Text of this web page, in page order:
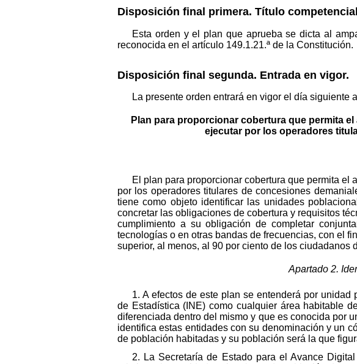
Disposición final primera. Título
Esta orden y el plan que aprueba se dicta al
reconocida en el artículo 149.1.21.ª de la Constitución.
Disposición final segunda. Entrada en vigor.
La presente orden entrará en vigor el día
Plan para proporcionar cobertura que permita
ejecutar por los operadores
El plan para proporcionar cobertura que permita
por los operadores titulares de concesiones
tiene como objeto identificar las unidades
concretar las obligaciones de cobertura y requisitos
cumplimiento a su obligación de completar
tecnologías o en otras bandas de frecuencias, con el
superior, al menos, al 90 por ciento de los
Apartado 2.
1. A efectos de este plan se entenderá por
de Estadística (INE) como cualquier área habitable
diferenciada dentro del mismo y que es conocida por
identifica estas entidades con su denominación y un
de población habitadas y su población será la que
2. La Secretaría de Estado para el Avance